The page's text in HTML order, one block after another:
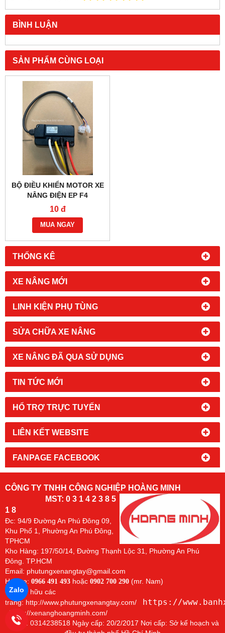
THỐNG KÊ
XE NÂNG MỚI
LINH KIỆN PHỤ TÙNG
SỬA CHỮA XE NÂNG
XE NÂNG ĐÃ QUA SỬ DỤNG
TIN TỨC MỚI
HỔ TRỢ TRỰC TUYẾN
LIÊN KẾT WEBSITE
FANPAGE FACEBOOK
BÌNH LUẬN
SẢN PHẨM CÙNG LOẠI
BỘ ĐIỀU KHIỂN MOTOR XE
NÂNG ĐIỆN EP F4
EDCE2490-1 24V 90A
10 đ
MUA NGAY
CÔNG TY TNHH CÔNG NGHIỆP HOÀNG MINH
MST: 0 3 1 4 2 3 8 5
1 8
Đc: 94/9 Đường An Phú Đông 09,
Khu Phố 1, Phường An Phú Đông,
TPHCM
Kho Hàng: 197/50/14, Đường Thạnh Lộc 31, Phường An Phú
Đông. TP.HCM
Email: phutungxenangtay@gmail.com
Hotline: 0966 491 493 hoặc 0902 700 290 (mr. Nam)
Chủ sở hữu các
trang: http://www.phutungxenangtay.com/ https://
https://xenanghoangminh.com/
GPKD: 0314238518 Ngày cấp: 20/2/2017 Nơi cấp: Sở kế hoạch và
Zalo